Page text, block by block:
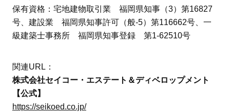
保有資格：宅地建物取引業 福岡県知事（3）第16827
号、建設業 福岡県知事許可（般-5）第116662号、一
級建築士事務所 福岡県知事登録 第1-62510号
関連URL：
株式会社セイコー・エステート＆ディベロップメント
【公式】
https://seikoed.co.jp/